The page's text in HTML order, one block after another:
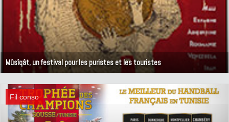
Mûsîqât, un festival pour les puristes et les touristes
Fil conso